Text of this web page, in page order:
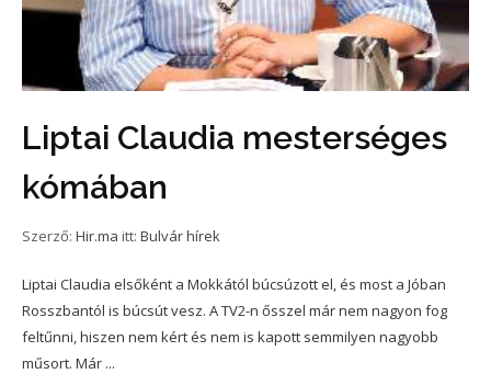
Liptai Claudia mesterséges
kómában
Szerző: Hir.ma itt: Bulvár hírek
Liptai Claudia elsőként a Mokkától búcsúzott el, és most a Jóban
Rosszbantól is búcsút vesz. A TV2-n ősszel már nem nagyon fog
feltűnni, hiszen nem kért és nem is kapott semmilyen nagyobb
műsort. Már ...